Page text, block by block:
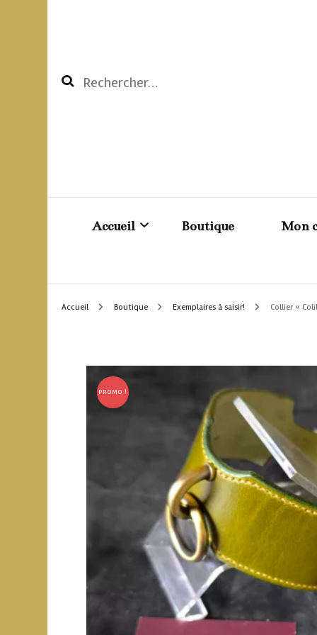
Rechercher :
Accueil
Les
Boutique Mon
Accueil Boutique Exemplaires à saisir! Collier «
PROMO !